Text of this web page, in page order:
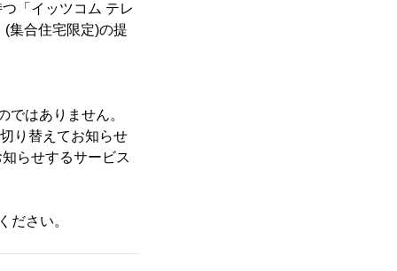
「イッツコム テレ
集合住宅限定)の提
はありません。
り替えてお知らせ
らせするサービス
ださい。